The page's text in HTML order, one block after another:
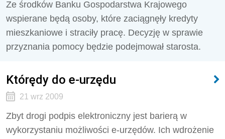
Ze środków Banku Gospodarstwa Krajowego
wspierane będą osoby, które zaciągnęły kredyty
mieszkaniowe i straciły pracę. Decyzję w sprawie
przyznania pomocy będzie podejmował starosta.
Którędy do e-urzędu
21 wrz 2009
Zbyt drogi podpis elektroniczny jest barierą w
wykorzystaniu możliwości e-urzędów. Ich wdrożenie